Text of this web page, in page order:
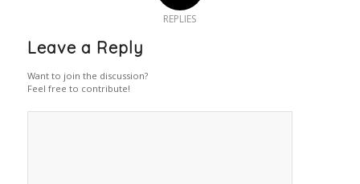
REPLIES
Leave a Reply
Want to join the discussion?
Feel free to contribute!